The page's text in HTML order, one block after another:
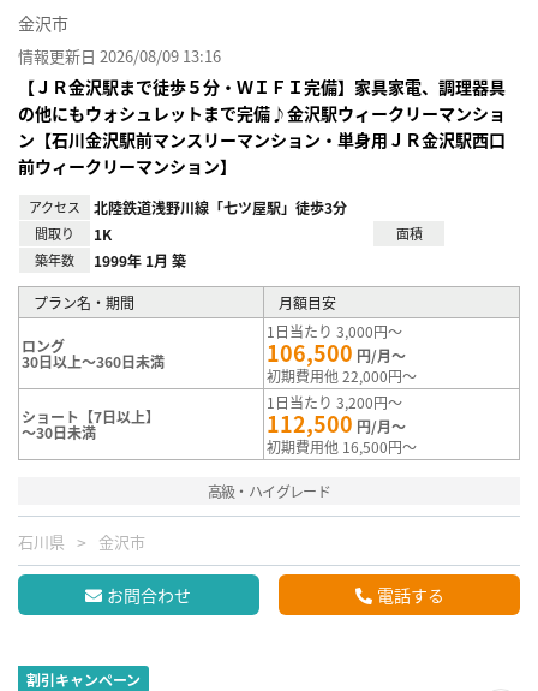
金沢市
情報更新日 2026/08/09 13:16
【ＪＲ金沢駅まで徒歩５分・ＷＩＦＩ完備】家具家電、調理器具
の他にもウォシュレットまで完備♪金沢駅ウィークリーマンショ
ン【石川金沢駅前マンスリーマンション・単身用ＪＲ金沢駅西口
前ウィークリーマンション】
アクセス 北陸鉄道浅野川線「七ツ屋駅」徒歩3分
間取り 1K
面積
築年数
1999年 1月 築
プラン名・期間 月額目安
ロング
30日以上～360日未満
1日当たり 3,000円～
106,500 円/月～
初期費用他 22,000円～
ショート【7日以上】
～30日未満
1日当たり 3,200円～
112,500 円/月～
初期費用他 16,500円～
高級・ハイグレード
石川県 金沢市
お問合わせ 電話する
割引キャンペーン